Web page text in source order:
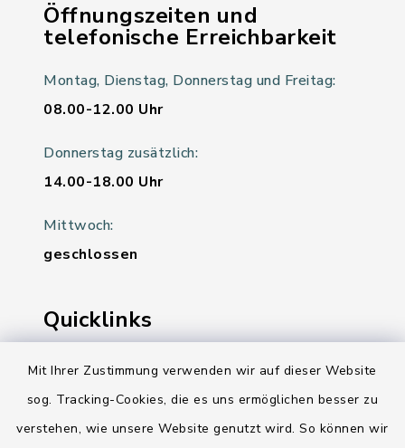
Mit Ihrer Zustimmung verwenden wir auf dieser Website
sog. Tracking-Cookies, die es uns ermöglichen besser zu
verstehen, wie unsere Website genutzt wird. So können wir
Öffnungszeiten und
telefonische Erreichbarkeit
Montag, Dienstag, Donnerstag und Freitag:
08.00-12.00 Uhr
Donnerstag zusätzlich:
14.00-18.00 Uhr
Mittwoch:
geschlossen
Quicklinks
Ihre Behördennummer 115
Landesregierung Schleswig-Holstein